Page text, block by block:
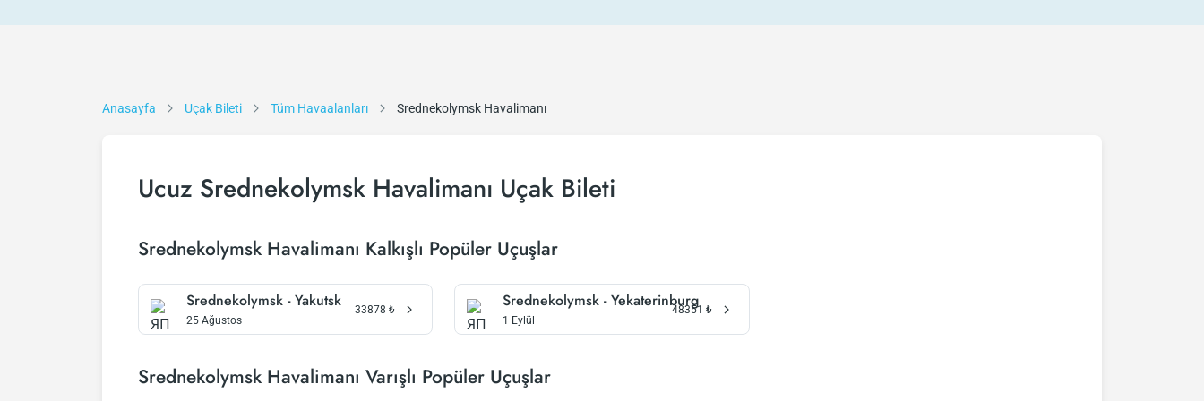
Anasayfa Uçak Bileti Tüm Havaalanları Srednekolymsk Havalimanı
Ucuz Srednekolymsk Havalimanı Uçak Bileti
Srednekolymsk Havalimanı Kalkışlı Popüler Uçuşlar
Srednekolymsk - Yakutsk
25 Ağustos
33878 ₺ Srednekolymsk - Yekaterinburg
1 Eylül
48351 ₺
Srednekolymsk Havalimanı Varışlı Popüler Uçuşlar